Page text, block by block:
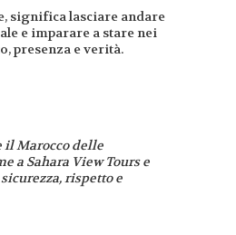
significa lasciare andare
e imparare a stare nei
presenza e verità.
il Marocco delle
a Sahara View Tours e
rispetto e